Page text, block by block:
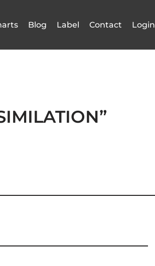
Blog Label Contact Login